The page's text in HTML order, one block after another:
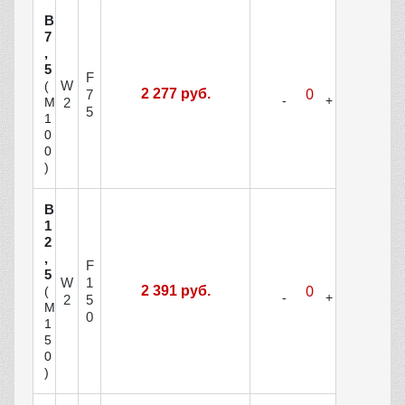
В
7
,
5
(
М
1
0
0
)
W
2
F
7
5
2 277 руб.
В
1
2
,
5
(
М
1
5
0
)
W
2
F
1
5
0
2 391 руб.